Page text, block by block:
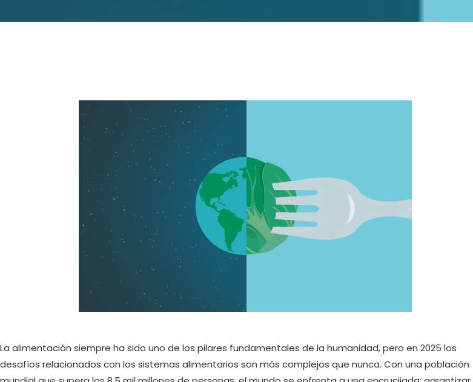
La alimentación siempre ha sido uno de los pilares fundamentales de la humanidad, pero en 2025 los
desafíos relacionados con los sistemas alimentarios son más complejos que nunca. Con una población